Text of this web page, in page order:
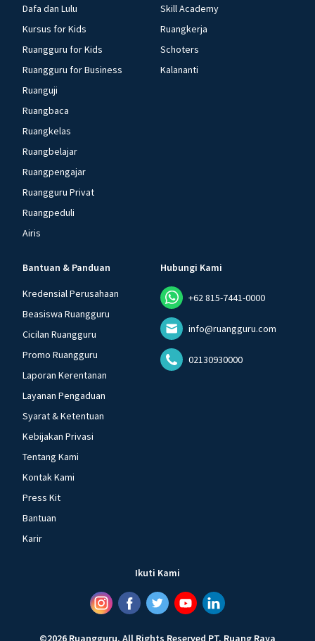
Dafa dan Lulu
Kursus for Kids
Ruangguru for Kids
Ruangguru for Business
Ruanguji
Ruangbaca
Ruangkelas
Ruangbelajar
Ruangpengajar
Ruangguru Privat
Ruangpeduli
Airis
Skill Academy
Ruangkerja
Schoters
Kalananti
Bantuan & Panduan
Kredensial Perusahaan
Beasiswa Ruangguru
Cicilan Ruangguru
Promo Ruangguru
Laporan Kerentanan
Layanan Pengaduan
Syarat & Ketentuan
Kebijakan Privasi
Tentang Kami
Kontak Kami
Press Kit
Bantuan
Karir
Hubungi Kami
+62 815-7441-0000
info@ruangguru.com
02130930000
Ikuti Kami
©2026 Ruangguru. All Rights Reserved PT. Ruang Raya